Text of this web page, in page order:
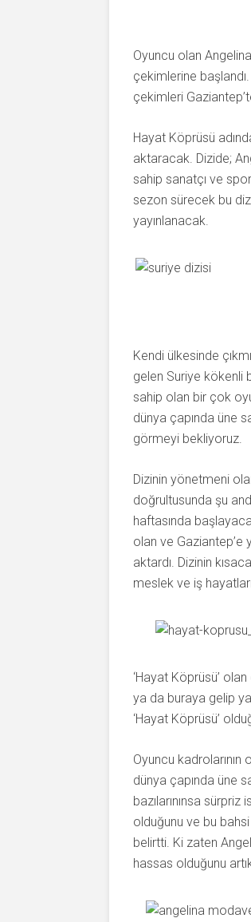
Oyuncu olan
çekimlerine
çekimleri
Hayat Köprüsü
aktaracak. Dizide;
sahip sanatçı ve
sezon sürecek bu
yayınlanacak.
Kendi ülkesinde
gelen Suriye kökenli
sahip olan bir çok
dünya çapında üne
görmeyi bekliyoruz.
Dizinin yönetmeni
doğrultusunda şu
haftasında
olan ve Gaziantep’e
aktardı. Dizinin
meslek ve iş
‘Hayat Köprüsü’
ya da buraya gelip
‘Hayat Köprüsü’
Oyuncu
dünya çapında üne
bazılarınınsa
olduğunu ve bu
belirtti. Ki zaten
hassas olduğunu